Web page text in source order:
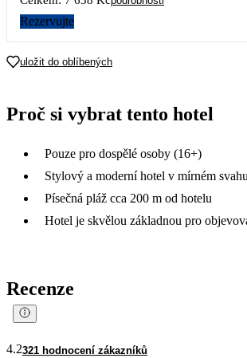
Rezervujte
uložit do oblíbených
Proč si vybrat tento hotel
Pouze pro dospělé osoby (16+)
Stylový a moderní hotel v mírném svahu
Písečná pláž cca 200 m od hotelu
Hotel je skvělou základnou pro
Recenze
4.2321 hodnocení zákazníků